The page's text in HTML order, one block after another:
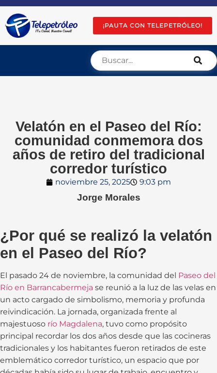
¡PAUTA CON TELEPETRÓLEO!
Velatón en el Paseo del Río:
comunidad conmemora dos
años de retiro del tradicional
corredor turístico
noviembre 25, 2025 9:03 pm
Jorge Morales
¿Por qué se realizó la velatón
en el Paseo del Río?
El pasado 24 de noviembre, la comunidad del Paseo del
Río en Barrancabermeja se reunió a la luz de las velas en
un acto cargado de simbolismo, memoria y profunda
reivindicación. La jornada, organizada frente al
majestuoso río Magdalena, tuvo como propósito
principal recordar los dos años desde que las cocineras
tradicionales y los habitantes fueron retirados de este
emblemático corredor turístico, un espacio que por